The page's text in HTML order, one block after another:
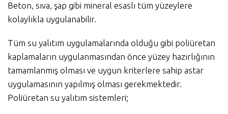
Beton, sıva, şap gibi mineral esaslı tüm yüzeylere
kolaylıkla uygulanabilir.
Tüm su yalıtım uygulamalarında olduğu gibi poliüretan
kaplamaların uygulanmasından önce yüzey hazırlığının
tamamlanmış olması ve uygun kriterlere sahip astar
uygulamasının yapılmış olması gerekmektedir.
Poliüretan su yalıtım sistemleri;